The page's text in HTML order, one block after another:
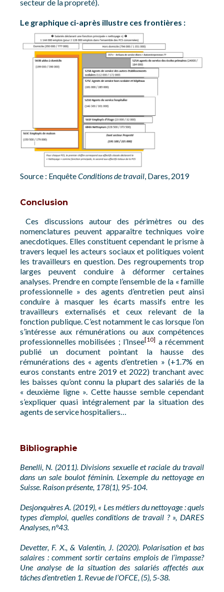
secteur de la propreté).
Le graphique ci-après illustre ces frontières :
Source : EnquêteConditions de travail, Dares, 2019
Conclusion
Ces discussions autour des périmètres ou des
nomenclatures peuvent apparaître techniques voire
anecdotiques. Elles constituent cependant le prisme à
travers lequel les acteurs sociaux et politiques voient
les travailleurs en question. Des regroupements trop
larges peuvent conduire à déformer certaines
analyses. Prendre en compte l’ensemble de la « famille
professionnelle » des agents d’entretien peut ainsi
conduire à masquer les écarts massifs entre les
travailleurs externalisés et ceux relevant de la
fonction publique. C’est notamment le cas lorsque l’on
s’intéresse aux rémunérations ou aux compétences
professionnelles mobilisées ; l’Insee[10] a récemment
publié un document pointant la hausse des
rémunérations des « agents d’entretien » (+1.7% en
euros constants entre 2019 et 2022) tranchant avec
les baisses qu’ont connu la plupart des salariés de la
« deuxième ligne ». Cette hausse semble cependant
s’expliquer quasi intégralement par la situation des
agents de service hospitaliers…
Bibliographie
Benelli, N. (2011). Divisions sexuelle et raciale du travail
dans un sale boulot féminin. L’exemple du nettoyage en
Suisse. Raison présente, 178(1), 95-104.
Desjonquères A. (2019), « Les métiers du nettoyage : quels
types d’emploi, quelles conditions de travail ? », DARES
Analyses, n°43.
Devetter, F. X., & Valentin, J. (2020). Polarisation et bas
salaires : comment sortir certains emplois de l’impasse?
Une analyse de la situation des salariés affectés aux
tâches d’entretien 1. Revue de l’OFCE, (5), 5-38.